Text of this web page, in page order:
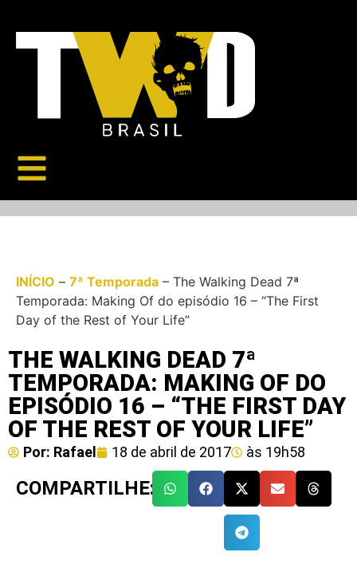
INÍCIO – 7ª Temporada – The Walking Dead 7ª
Temporada: Making Of do episódio 16 – “The First
Day of the Rest of Your Life”
THE WALKING DEAD 7ª
TEMPORADA: MAKING OF DO
EPISÓDIO 16 – “THE FIRST DAY
OF THE REST OF YOUR LIFE”
Por: Rafael 18 de abril de 2017 às 19h58
COMPARTILHE: